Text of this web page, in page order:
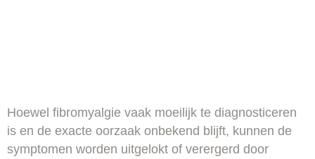
Hoewel fibromyalgie vaak moeilijk te diagnosticeren
is en de exacte oorzaak onbekend blijft, kunnen de
symptomen worden uitgelokt of verergerd door